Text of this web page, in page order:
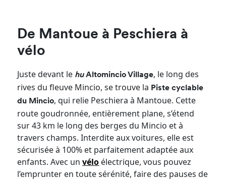
De Mantoue à Peschiera à
vélo
Juste devant le huAltomincio Village, le long des
rives du fleuve Mincio, se trouve la Piste cyclable
du Mincio, qui relie Peschiera à Mantoue. Cette
route goudronnée, entièrement plane, s’étend
sur 43 km le long des berges du Mincio et à
travers champs. Interdite aux voitures, elle est
sécurisée à 100% et parfaitement adaptée aux
enfants. Avec unvélo électrique, vous pouvez
l’emprunter en toute sérénité, faire des pauses de